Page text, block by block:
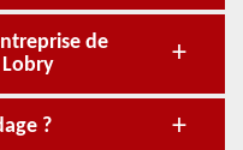
de
?